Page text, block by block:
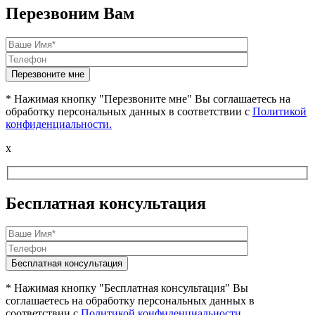
Перезвоним Вам
* Нажимая кнопку "Перезвоните мне" Вы соглашаетесь на
обработку персональных данных в соответствии с Политикой
конфиденциальности.
x
Бесплатная консультация
* Нажимая кнопку "Бесплатная консультация" Вы
соглашаетесь на обработку персональных данных в